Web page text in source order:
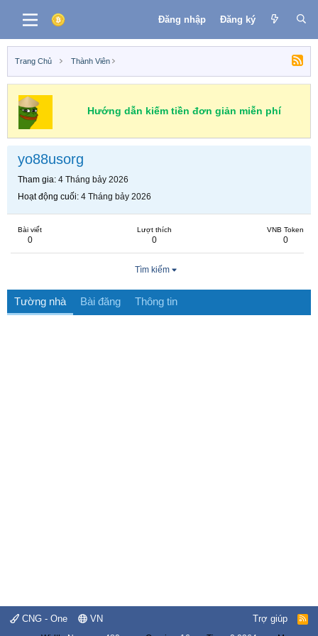
Đăng nhập Đăng ký
Trang Chủ Thành Viên
Hướng dẫn kiếm tiền đơn giản miễn phí
yo88usorg
Tham gia 4 Tháng bảy 2026
Hoạt động cuối 4 Tháng bảy 2026
Bài viết
0
Lượt thích
0
VNB Token
0
Tìm kiếm
Tường nhà Bài đăng Thông tin
CNG - One VN Trợ giúp
R